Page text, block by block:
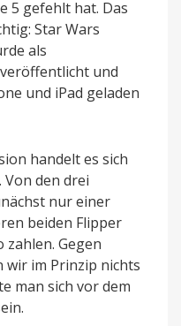
5 gefehlt hat. Das
Star Wars
als
und
und iPad geladen
handelt es sich
den drei
nur einer
beiden Flipper
zahlen. Gegen
wir im Prinzip nichts
man sich vor dem